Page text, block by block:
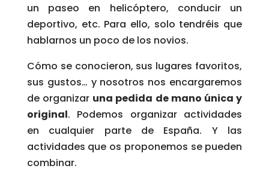
un paseo en helicóptero, conducir un
deportivo, etc. Para ello, solo tendréis que
hablarnos un poco de los novios.
Cómo se conocieron, sus lugares favoritos,
sus gustos… y nosotros nos encargaremos
de organizar una pedida de mano única y
original. Podemos organizar actividades
en cualquier parte de España. Y las
actividades que os proponemos se pueden
combinar.